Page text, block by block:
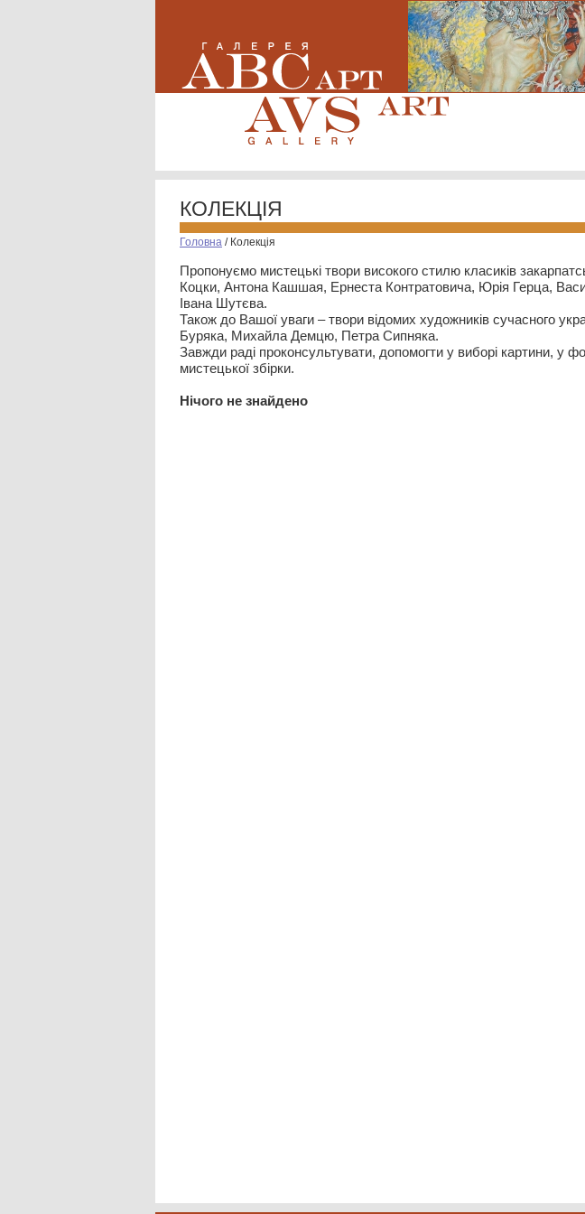
КОЛЕКЦІЯ
Головна / Колекція
Пропонуємо мистецькі твори високого стилю класиків
Коцки, Антона Кашшая, Ернеста Контратовича, Юрія Герца,
Івана Шутєва.
Також до Вашої уваги – твори відомих художників сучасного
Буряка, Михайла Демцю, Петра Сипняка.
Завжди раді проконсультувати, допомогти у виборі картини, у
мистецької збірки.
Нiчого не знайдено